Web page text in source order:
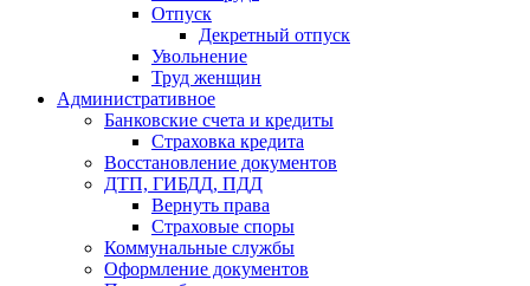
Отпуск
Декретный отпуск
Увольнение
Труд женщин
Административное
Банковские счета и кредиты
Страховка кредита
Восстановление документов
ДТП, ГИБДД, ПДД
Вернуть права
Страховые споры
Коммунальные службы
Оформление документов